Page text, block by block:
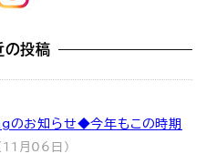
の投稿
お知らせ◆今年もこの時期
月06日)